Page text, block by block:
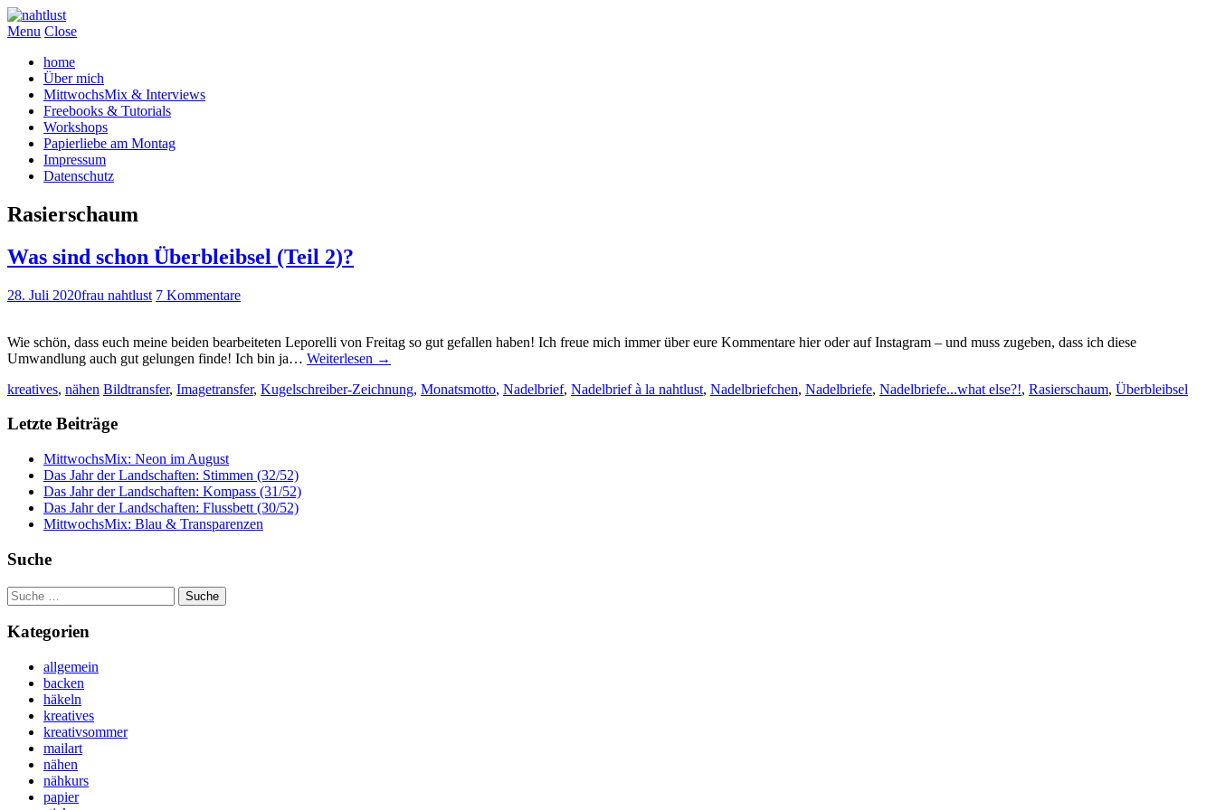
Menu Close
home
Über mich
MittwochsMix & Interviews
Freebooks & Tutorials
Workshops
Papierliebe am Montag
Impressum
Datenschutz
Rasierschaum
Was sind schon Überbleibsel (Teil 2)?
28. Juli 2020frau nahtlust 7 Kommentare
Wie schön, dass euch meine beiden bearbeiteten Leporelli von Freitag so gut gefallen haben! Ich freue mich immer über eure Kommentare hier oder auf Instagram – und muss zugeben, dass ich diese
Umwandlung auch gut gelungen finde! Ich bin ja… Weiterlesen →
kreatives, nähen Bildtransfer, Imagetransfer, Kugelschreiber-Zeichnung, Monatsmotto, Nadelbrief, Nadelbrief à la nahtlust, Nadelbriefchen, Nadelbriefe, Nadelbriefe...what else?!, Rasierschaum, Überbleibsel
Letzte Beiträge
MittwochsMix: Neon im August
Das Jahr der Landschaften: Stimmen (32/52)
Das Jahr der Landschaften: Kompass (31/52)
Das Jahr der Landschaften: Flussbett (30/52)
MittwochsMix: Blau & Transparenzen
Suche
Suche
nach:
Kategorien
allgemein
backen
häkeln
kreatives
kreativsommer
mailart
nähen
nähkurs
papier